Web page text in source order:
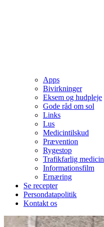
Apps
Bivirkninger
Eksem og hudpleje
Gode råd om sol
Links
Lus
Medicintilskud
Prævention
Rygestop
Trafikfarlig medicin
Informationsfilm
Ernæring
Se recepter
Persondatapolitik
Kontakt os